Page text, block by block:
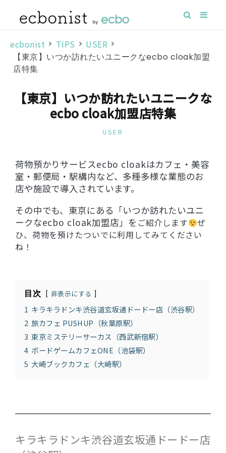
ecbonist > TIPS > USER >
【東京】いつか訪れたいユニークなecbo cloak加盟
店特集
【東京】いつか訪れたいユニークな
ecbo cloak加盟店特集
USER
荷物預かりサービスecbo cloakはカフェ・美容
室・郵便局・駅構内など、多種多様な業態のお
店や施設で導入されています。
その中でも、東京にある「いつか訪れたいユニ
ークなecbo cloak加盟店」を ご紹介します
ぜ
ひ、荷物を預けたついでに利用してみてください
ね！
目次 非表示にする
1 キラキラドンキ渋谷道玄坂通ドードー店（渋谷駅）
2 旅カフェ PUSHUP（秋葉原駅）
3 東京ミステリーサーカス（西武新宿駅）
4 ボードゲームカフェONE（池袋駅）
5 大崎ブックカフェ（大崎駅）
キラキラドンキ渋谷道玄坂通ドードー店